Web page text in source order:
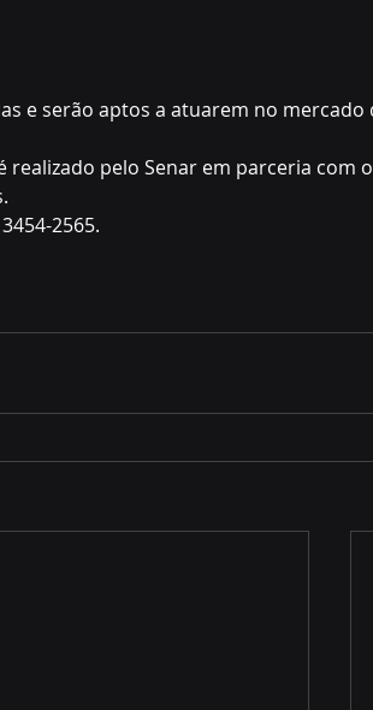
e serão aptos a atuarem no
realizado pelo Senar em parceria com
2565.